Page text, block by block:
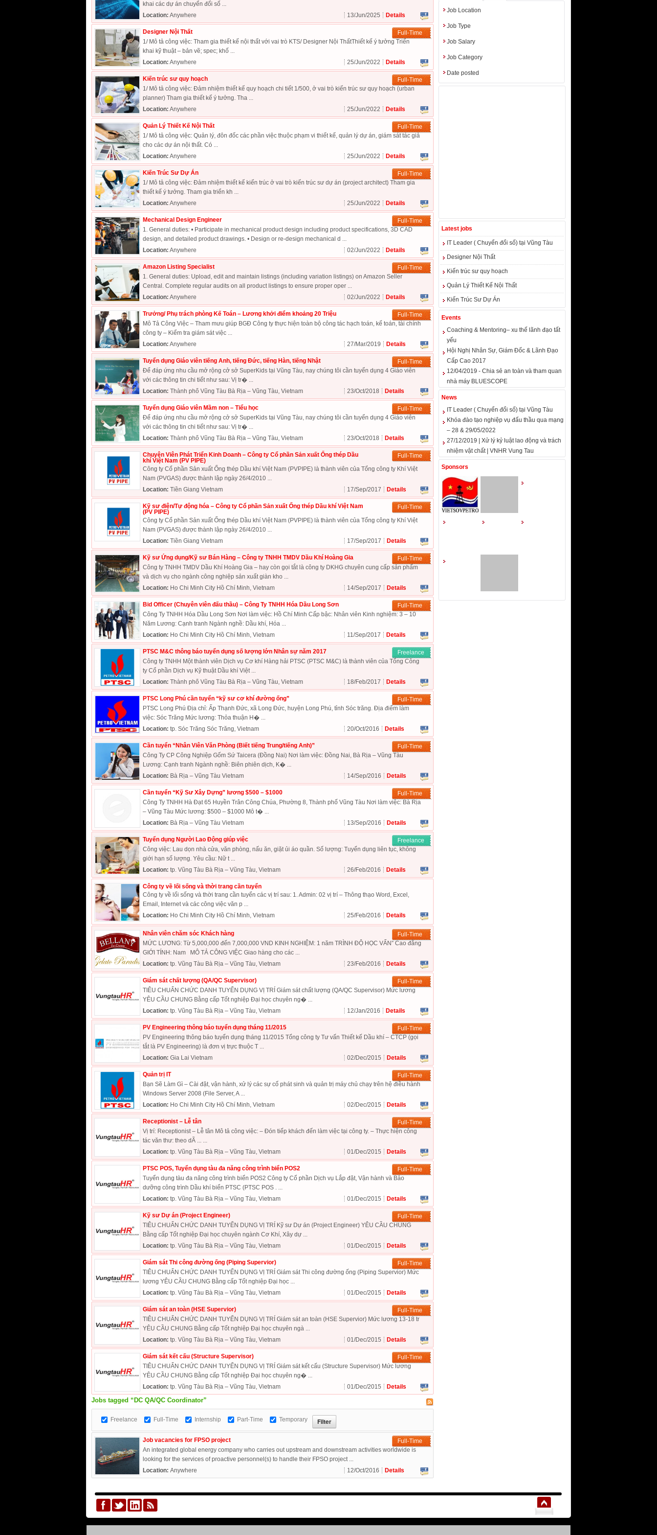
khai các dự án chuyển đổi số ...
Location: Anywhere 13/Jun/2025 Details
Designer Nội Thất
Full-Time
1/ Mô tả công việc: Tham gia thiết kế nội thất với vai trò KTS/ Designer Nội ThấtThiết kế ý tưởng Triển
khai kỹ thuật – bản vẽ; spec; khố ...
Location: Anywhere 25/Jun/2022 Details
Kiến trúc sư quy hoạch
Full-Time
1/ Mô tả công việc: Đảm nhiệm thiết kế quy hoạch chi tiết 1/500, ở vai trò kiến trúc sư quy hoạch (urban
planner) Tham gia thiết kế ý tưởng. Tha ...
Location: Anywhere 25/Jun/2022 Details
Quản Lý Thiết Kế Nội Thất
Full-Time
1/ Mô tả công việc: Quản lý, đôn đốc các phần việc thuộc phạm vi thiết kế, quản lý dự án, giám sát tác giả
cho các dự án nội thất. Có ...
Location: Anywhere 25/Jun/2022 Details
Kiến Trúc Sư Dự Án
Full-Time
1/ Mô tả công việc: Đảm nhiệm thiết kế kiến trúc ở vai trò kiến trúc sư dự án (project architect) Tham gia
thiết kế ý tưởng. Tham gia triển kh ...
Location: Anywhere 25/Jun/2022 Details
Mechanical Design Engineer
Full-Time
1. General duties: • Participate in mechanical product design including product specifications, 3D CAD
design, and detailed product drawings. • Design or re-design mechanical d ...
Location: Anywhere 02/Jun/2022 Details
Amazon Listing Specialist
Full-Time
1. General duties: Upload, edit and maintain listings (including variation listings) on Amazon Seller
Central. Complete regular audits on all product listings to ensure proper oper ...
Location: Anywhere 02/Jun/2022 Details
Trưởng/ Phụ trách phòng Kế Toán – Lương khởi điểm khoảng 20 Triệu
Full-Time
Mô Tả Công Việc – Tham mưu giúp BGĐ Công ty thực hiện toàn bộ công tác hạch toán, kế toán, tài chính
công ty – Kiểm tra giám sát việc ...
Location: Anywhere 27/Mar/2019 Details
Tuyển dụng Giáo viên tiếng Anh, tiếng Đức, tiếng Hàn, tiếng Nhật
Full-Time
Để đáp ứng nhu cầu mở rộng cở sở SuperKids tại Vũng Tàu, nay chúng tôi cần tuyển dụng 4 Giáo viên
với các thông tin chi tiết như sau: Vị tr� ...
Location: Thành phố Vũng Tàu Bà Rịa – Vũng Tàu, Vietnam 23/Oct/2018 Details
Tuyển dụng Giáo viên Mầm non – Tiểu học
Full-Time
Để đáp ứng nhu cầu mở rộng cở sở SuperKids tại Vũng Tàu, nay chúng tôi cần tuyển dụng 4 Giáo viên
với các thông tin chi tiết như sau: Vị tr� ...
Location: Thành phố Vũng Tàu Bà Rịa – Vũng Tàu, Vietnam 23/Oct/2018 Details
Chuyên Viên Phát Triển Kinh Doanh – Công ty Cổ phần Sản xuất Ống thép Dầu
khí Việt Nam (PV PIPE)
Full-Time
Công ty Cổ phần Sản xuất Ống thép Dầu khí Việt Nam (PVPIPE) là thành viên của Tổng công ty Khí Việt
Nam (PVGAS) được thành lập ngày 26/4/2010 ...
Location: Tiền Giang Vietnam 17/Sep/2017 Details
Kỹ sư điện/Tự động hóa – Công ty Cổ phần Sản xuất Ống thép Dầu khí Việt Nam
(PV PIPE)
Full-Time
Công ty Cổ phần Sản xuất Ống thép Dầu khí Việt Nam (PVPIPE) là thành viên của Tổng công ty Khí Việt
Nam (PVGAS) được thành lập ngày 26/4/2010 ...
Location: Tiền Giang Vietnam 17/Sep/2017 Details
Kỹ sư Ứng dụng/Kỹ sư Bán Hàng – Công ty TNHH TMDV Dầu Khí Hoàng Gia
Full-Time
Công ty TNHH TMDV Dầu Khí Hoàng Gia – hay còn gọi tắt là công ty DKHG chuyên cung cấp sản phẩm
và dịch vụ cho ngành công nghiệp sản xuất giàn kho ...
Location: Ho Chi Minh City Hồ Chí Minh, Vietnam 14/Sep/2017 Details
Bid Officer (Chuyên viên đấu thầu) – Công Ty TNHH Hóa Dầu Long Sơn
Full-Time
Công Ty TNHH Hóa Dầu Long Sơn Nơi làm việc: Hồ Chí Minh Cấp bậc: Nhân viên Kinh nghiệm: 3 – 10
Năm Lương: Cạnh tranh Ngành nghề: Dầu khí, Hóa ...
Location: Ho Chi Minh City Hồ Chí Minh, Vietnam 11/Sep/2017 Details
PTSC M&C thông báo tuyển dụng số lượng lớn Nhân sự năm 2017
Freelance
Công ty TNHH Một thành viên Dịch vụ Cơ khí Hàng hải PTSC (PTSC M&C) là thành viên của Tổng Công
ty Cổ phần Dịch vụ Kỹ thuật Dầu khí Việt ...
Location: Thành phố Vũng Tàu Bà Rịa – Vũng Tàu, Vietnam 18/Feb/2017 Details
PTSC Long Phú cần tuyển “kỹ sư cơ khí đường ống”
Full-Time
PTSC Long Phú Địa chỉ: Ấp Thạnh Đức, xã Long Đức, huyện Long Phú, tỉnh Sóc trăng. Địa điểm làm
việc: Sóc Trăng Mức lương: Thỏa thuận H� ...
Location: tp. Sóc Trăng Sóc Trăng, Vietnam 20/Oct/2016 Details
Cần tuyển “Nhân Viên Văn Phòng (Biết tiếng Trung/tiếng Anh)”
Full-Time
Công Ty CP Công Nghiệp Gốm Sứ Taicera (Đồng Nai) Nơi làm việc: Đồng Nai, Bà Rịa – Vũng Tàu
Lương: Cạnh tranh Ngành nghề: Biên phiên dịch, K� ...
Location: Bà Rịa – Vũng Tàu Vietnam 14/Sep/2016 Details
Cần tuyển “Kỹ Sư Xây Dựng” lương $500 – $1000
Full-Time
Công Ty TNHH Hà Đạt 65 Huyền Trân Công Chúa, Phường 8, Thành phố Vũng Tàu Nơi làm việc: Bà Rịa
– Vũng Tàu Mức lương: $500 – $1000 Mô t� ...
Location: Bà Rịa – Vũng Tàu Vietnam 13/Sep/2016 Details
Tuyển dụng Người Lao Động giúp việc
Freelance
Công việc: Lau dọn nhà cửa, văn phòng, nấu ăn, giặt ủi áo quần. Số lượng: Tuyển dụng liên tục, không
giới hạn số lượng. Yêu cầu: Nữ t ...
Location: tp. Vũng Tàu Bà Rịa – Vũng Tàu, Vietnam 26/Feb/2016 Details
Công ty về lối sống và thời trang cần tuyển
Công ty về lối sống và thời trang cần tuyển các vị trí sau: 1. Admin: 02 vị trí – Thông thạo Word, Excel,
Email, Internet và các công việc văn p ...
Location: Ho Chi Minh City Hồ Chí Minh, Vietnam 25/Feb/2016 Details
Nhân viên chăm sóc Khách hàng
Full-Time
MỨC LƯƠNG: Từ 5,000,000 đến 7,000,000 VND KINH NGHIỆM: 1 năm TRÌNH ĐỘ HỌC VẤN” Cao đẳng
GIỚI TÍNH: Nam MÔ TẢ CÔNG VIỆC Giao hàng cho các ...
Location: tp. Vũng Tàu Bà Rịa – Vũng Tàu, Vietnam 23/Feb/2016 Details
Giám sát chất lượng (QA/QC Supervisor)
Full-Time
TIÊU CHUẨN CHỨC DANH TUYỂN DỤNG VỊ TRÍ Giám sát chất lượng (QA/QC Supervisor) Mức lương
YÊU CẦU CHUNG Bằng cấp Tốt nghiệp Đại học chuyên ng� ...
Location: tp. Vũng Tàu Bà Rịa – Vũng Tàu, Vietnam 12/Jan/2016 Details
PV Engineering thông báo tuyển dụng tháng 11/2015
Full-Time
PV Engineering thông báo tuyển dụng tháng 11/2015 Tổng công ty Tư vấn Thiết kế Dầu khí – CTCP (gọi
tắt là PV Engineering) là đơn vị trực thuộc T ...
Location: Gia Lai Vietnam 02/Dec/2015 Details
Quản trị IT
Full-Time
Bạn Sẽ Làm Gì – Cài đặt, vận hành, xử lý các sự cố phát sinh và quản trị máy chủ chạy trên hệ điều hành
Windows Server 2008 (File Server, A ...
Location: Ho Chi Minh City Hồ Chí Minh, Vietnam 02/Dec/2015 Details
Receptionist – Lễ tân
Full-Time
Vị trí: Receptionist – Lễ tân Mô tả công việc: – Đón tiếp khách đến làm việc tại công ty. – Thực hiện công
tác văn thư: theo dÃ ... ...
Location: tp. Vũng Tàu Bà Rịa – Vũng Tàu, Vietnam 01/Dec/2015 Details
PTSC POS, Tuyển dụng tàu đa năng công trình biển POS2
Full-Time
Tuyển dụng tàu đa năng công trình biển POS2 Công ty Cổ phần Dịch vụ Lắp đặt, Vận hành và Bảo
dưỡng công trình Dầu khí biển PTSC (PTSC POS . ...
Location: tp. Vũng Tàu Bà Rịa – Vũng Tàu, Vietnam 01/Dec/2015 Details
Kỹ sư Dự án (Project Engineer)
Full-Time
TIÊU CHUẨN CHỨC DANH TUYỂN DỤNG VỊ TRÍ Kỹ sư Dự án (Project Engineer) YÊU CẦU CHUNG
Bằng cấp Tốt nghiệp Đại học chuyên ngành Cơ Khí, Xây dự ...
Location: tp. Vũng Tàu Bà Rịa – Vũng Tàu, Vietnam 01/Dec/2015 Details
Giám sát Thi công đường ống (Piping Supervior)
Full-Time
TIÊU CHUẨN CHỨC DANH TUYỂN DỤNG VỊ TRÍ Giám sát Thi công đường ống (Piping Supervior) Mức
lương YÊU CẦU CHUNG Bằng cấp Tốt nghiệp Đại học ...
Location: tp. Vũng Tàu Bà Rịa – Vũng Tàu, Vietnam 01/Dec/2015 Details
Giám sát an toàn (HSE Supervior)
Full-Time
TIÊU CHUẨN CHỨC DANH TUYỂN DỤNG VỊ TRÍ Giám sát an toàn (HSE Supervior) Mức lương 13-18 tr
YÊU CẦU CHUNG Bằng cấp Tốt nghiệp Đại học chuyên ngà ...
Location: tp. Vũng Tàu Bà Rịa – Vũng Tàu, Vietnam 01/Dec/2015 Details
Giám sát kết cấu (Structure Supervisor)
Full-Time
TIÊU CHUẨN CHỨC DANH TUYỂN DỤNG VỊ TRÍ Giám sát kết cấu (Structure Supervisor) Mức lương
YÊU CẦU CHUNG Bằng cấp Tốt nghiệp Đại học chuyên ng� ...
Location: tp. Vũng Tàu Bà Rịa – Vũng Tàu, Vietnam 01/Dec/2015 Details
Jobs tagged “DC QA/QC Coordinator”
Freelance Full-Time Internship Part-Time Temporary
Job vacancies for FPSO project
Full-Time
An integrated global energy company who carries out upstream and downstream activities worldwide is
looking for the services of proactive personnel(s) to handle their FPSO project ...
Location: Anywhere 12/Oct/2016 Details
Job Location
Job Type
Job Salary
Job Category
Date posted
Latest jobs
IT Leader ( Chuyển đổi số) tại Vũng Tàu
Designer Nội Thất
Kiến trúc sư quy hoạch
Quản Lý Thiết Kế Nội Thất
Kiến Trúc Sư Dự Án
Events
Coaching & Mentoring– xu thế lãnh đạo tất
yếu
Hội Nghị Nhân Sự, Giám Đốc & Lãnh Đạo
Cấp Cao 2017
12/04/2019 - Chia sẻ an toàn và tham quan
nhà máy BLUESCOPE
News
IT Leader ( Chuyển đổi số) tại Vũng Tàu
Khóa đào tạo nghiệp vụ đấu thầu qua mạng
– 28 & 29/05/2022
27/12/2019 | Xử lý kỷ luật lao động và trách
nhiệm vật chất | VNHR Vung Tau
Sponsors